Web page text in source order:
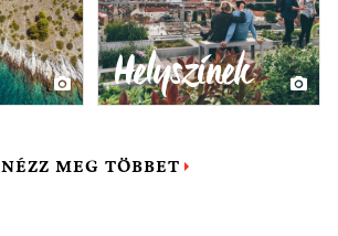
Helyszínek
NÉZZ MEG TÖBBET